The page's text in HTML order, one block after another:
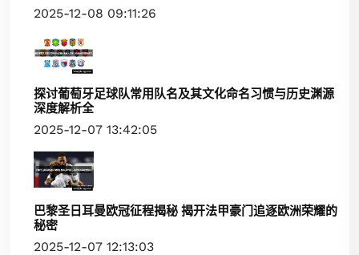
2025-12-08 09:11:26
探讨葡萄牙足球队常用队名及其文化命名习惯与历史渊源
深度解析全
2025-12-07 13:42:05
巴黎圣日耳曼欧冠征程揭秘 揭开法甲豪门追逐欧洲荣耀的
秘密
2025-12-07 12:13:03